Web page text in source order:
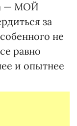
— МОЙ
за
не
равно
и опытнее